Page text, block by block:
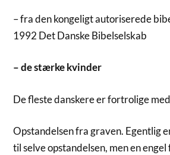
– fra den kongeligt autoriserede
1992 Det Danske Bibelselskab
– de stærke kvinder
De fleste danskere er fortrolige
Opstandelsen fra graven. Egentlig
til selve opstandelsen, men en